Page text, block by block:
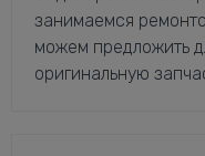
занимаемся
можем предложить
оригинальную